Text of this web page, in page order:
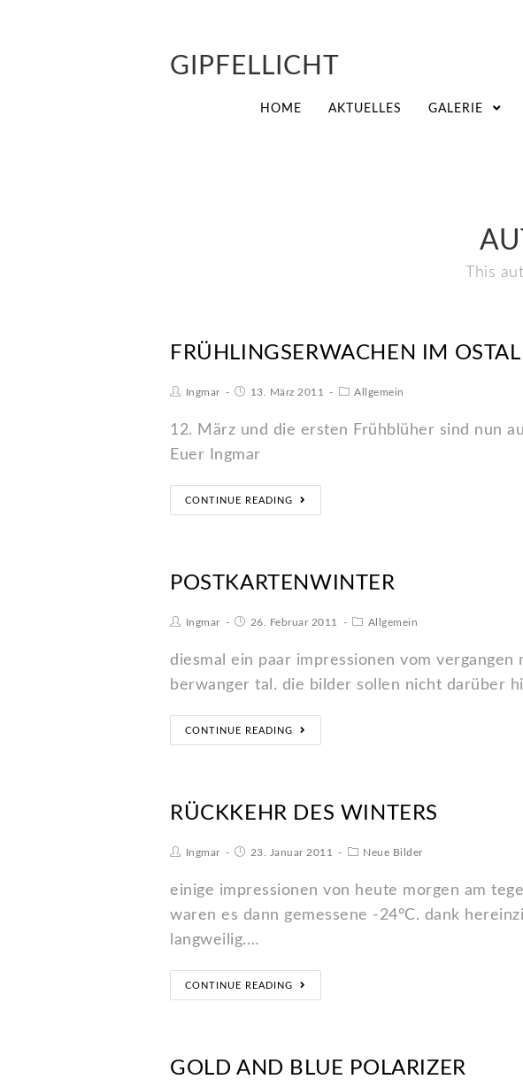
GIPFELLICHT
HOME AKTUELLES GALERIE
This
FRÜHLINGSERWACHEN IM
Ingmar 13. März 2011 Allgemein
12. März und die ersten Frühblüher sind nun
Euer Ingmar
CONTINUE READING
POSTKARTENWINTER
Ingmar 26. Februar 2011 Allgemein
diesmal ein paar impressionen vom
berwanger tal. die bilder sollen nicht darüber
CONTINUE READING
RÜCKKEHR DES WINTERS
Ingmar 23. Januar 2011 Neue Bilder
einige impressionen von heute morgen am
waren es dann gemessene -24°C. dank
langweilig.…
CONTINUE READING
GOLD AND BLUE POLARIZER